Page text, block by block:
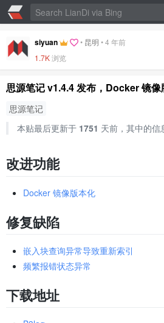
siyuan • 昆明 •4 年前
1.7K浏览
思源笔记 v1.4.4 发布，Docker 镜像
思源笔记
本贴最后更新于 1751 天前，其中的信
改进功能
Docker 镜像版本化
修复缺陷
嵌入块查询异常导致重新索引
频繁报错状态异常
下载地址